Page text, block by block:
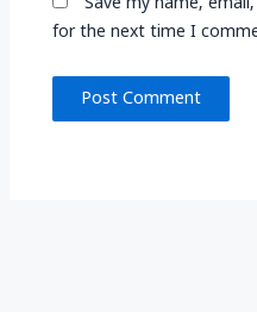
for the next time I